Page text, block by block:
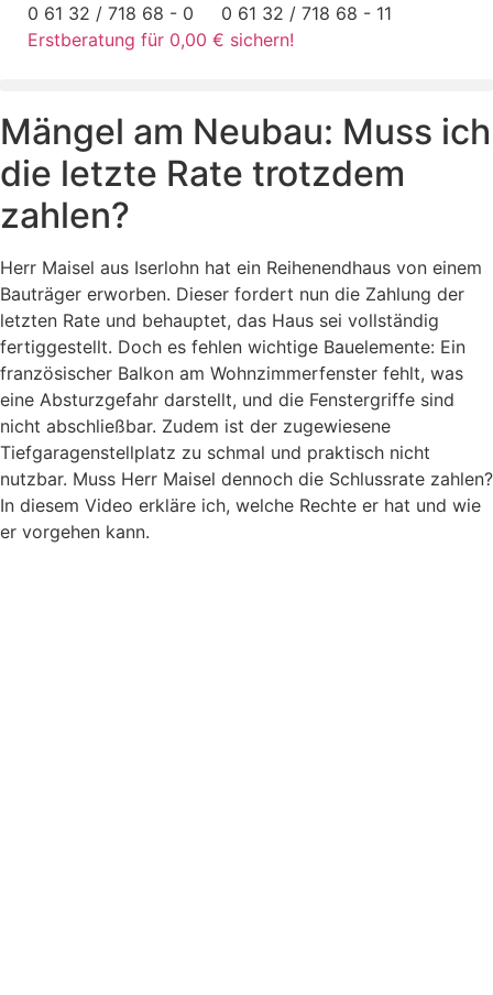
Zum
Inhalt
0 61 32 / 718 68 - 0
0 61 32 / 718 68 - 11
Erstberatung für 0,00 € sichern!
Mängel am Neubau: Muss ich
die letzte Rate trotzdem
zahlen?
Herr Maisel aus Iserlohn hat ein Reihenendhaus von einem
Bauträger erworben. Dieser fordert nun die Zahlung der
letzten Rate und behauptet, das Haus sei vollständig
fertiggestellt. Doch es fehlen wichtige Bauelemente: Ein
französischer Balkon am Wohnzimmerfenster fehlt, was
eine Absturzgefahr darstellt, und die Fenstergriffe sind
nicht abschließbar. Zudem ist der zugewiesene
Tiefgaragenstellplatz zu schmal und praktisch nicht
nutzbar. Muss Herr Maisel dennoch die Schlussrate zahlen?
In diesem Video erkläre ich, welche Rechte er hat und wie
er vorgehen kann.